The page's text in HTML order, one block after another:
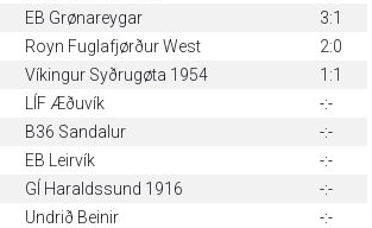
EB Grønareygar
3:1
Royn Fuglafjørður West
2:0
Víkingur Syðrugøta 1954
1:1
LÍF Æðuvík
-:-
B36 Sandalur
-:-
EB Leirvík
-:-
GÍ Haraldssund 1916
-:-
Undrið Beinir
-:-